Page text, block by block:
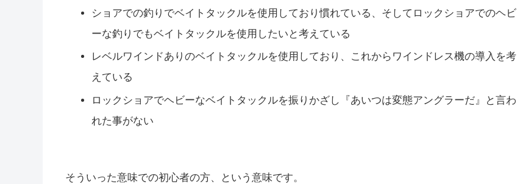
ショアでの釣りでベイトタックルを使用しており慣れている、そしてロックショアでのヘビ
ーな釣りでもベイトタックルを使用したいと考えている
レベルワインドありのベイトタックルを使用しており、これからワインドレス機の導入を考
えている
ロックショアでヘビーなベイトタックルを振りかざし『あいつは変態アングラーだ』と言わ
れた事がない
そういった意味での初心者の方、という意味です。